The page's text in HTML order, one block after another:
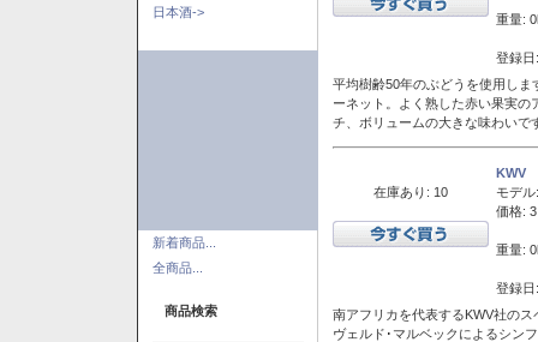
日本酒->
新着商品...
全商品...
商品検索
重量:
登録
平均樹齢50年のぶどうを使用し
ーネット。よく熟した赤い果実
チ、ボリュームの大きな味わいで
在庫あり: 10
KWV
モデル:
価格:
重量:
登録
南アフリカを代表するKWV社の
ヴェルド･マルベックによるシン